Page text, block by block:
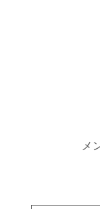
メ